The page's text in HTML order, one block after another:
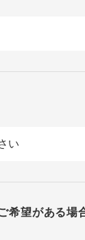
希望がある場